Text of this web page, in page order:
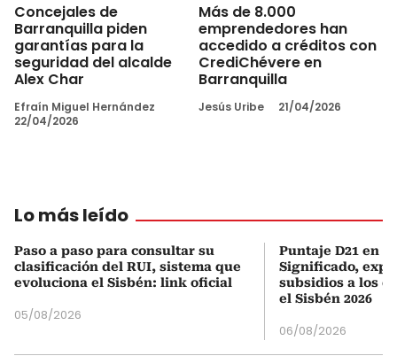
Concejales de
Barranquilla piden
garantías para la
seguridad del alcalde
Alex Char
Efraín Miguel Hernández
22/04/2026
Más de 8.000
emprendedores han
accedido a créditos con
CrediChévere en
Barranquilla
Jesús Uribe 21/04/2026
Lo más leído
Paso a paso para consultar su
clasificación del RUI, sistema que
evoluciona el Sisbén: link oficial
05/08/2026
Puntaje D21 en
Significado,
subsidios a los
el Sisbén 2026
06/08/2026